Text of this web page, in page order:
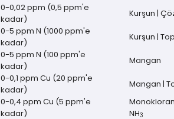
0-0,02 ppm (0,5 ppm'e
kadar)
Kurşun |
0-5 ppm N (1000 ppm'e
kadar)
Kurşun |
0-5 ppm N (100 ppm'e
kadar)
Mangan
0-0,1 ppm Cu (20 ppm'e
kadar)
Mangan |
0-0,4 ppm Cu (5 ppm'e
kadar)
NH3